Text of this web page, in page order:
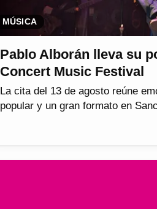
MÚSICA
Pablo Alborán lleva su
Concert Music Festival
La cita del 13 de agosto reúne
popular y un gran formato en